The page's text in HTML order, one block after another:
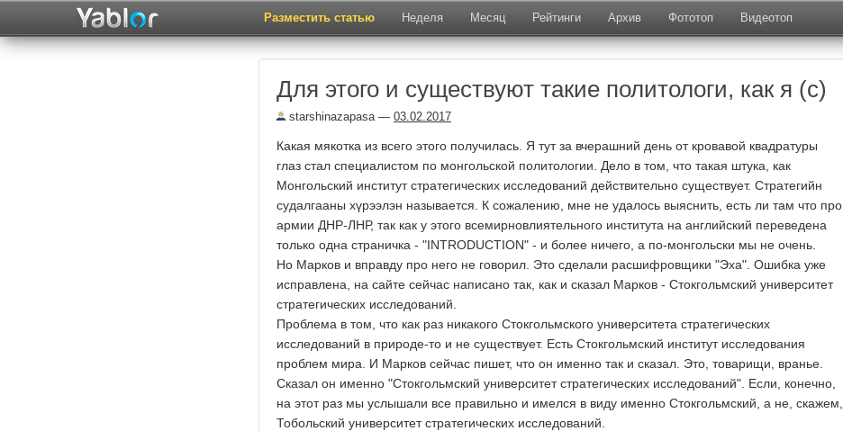
Разместить статью Неделя Месяц Рейтинги Архив Фототоп Видеотоп
Для этого и существуют такие политологи, как я (с)
starshinazapasa— 03.02.2017
Какая мякотка из всего этого получилась. Я тут за вчерашний день от кровавой квадратуры
глаз стал специалистом по монгольской политологии. Дело в том, что такая штука, как
Монгольский институт стратегических исследований действительно существует. Стратегийн
судалгааны хүрээлэн называется. К сожалению, мне не удалось выяснить, есть ли там что про
армии ДНР-ЛНР, так как у этого всемирновлиятельного института на английский переведена
только одна страничка - "INTRODUCTION" - и более ничего, а по-монгольски мы не очень.
Но Марков и вправду про него не говорил. Это сделали расшифровщики "Эха". Ошибка уже
исправлена, на сайте сейчас написано так, как и сказал Марков - Стокгольмский университет
стратегических исследований.
Проблема в том, что как раз никакого Стокгольмского университета стратегических
исследований в природе-то и не существует. Есть Стокгольмский институт исследования
проблем мира. И Марков сейчас пишет, что он именно так и сказал. Это, товарищи, вранье.
Сказал он именно "Стокгольмский университет стратегических исследований". Если, конечно,
на этот раз мы услышали все правильно и имелся в виду именно Стокгольмский, а не, скажем,
Тобольский университет стратегических исследований.